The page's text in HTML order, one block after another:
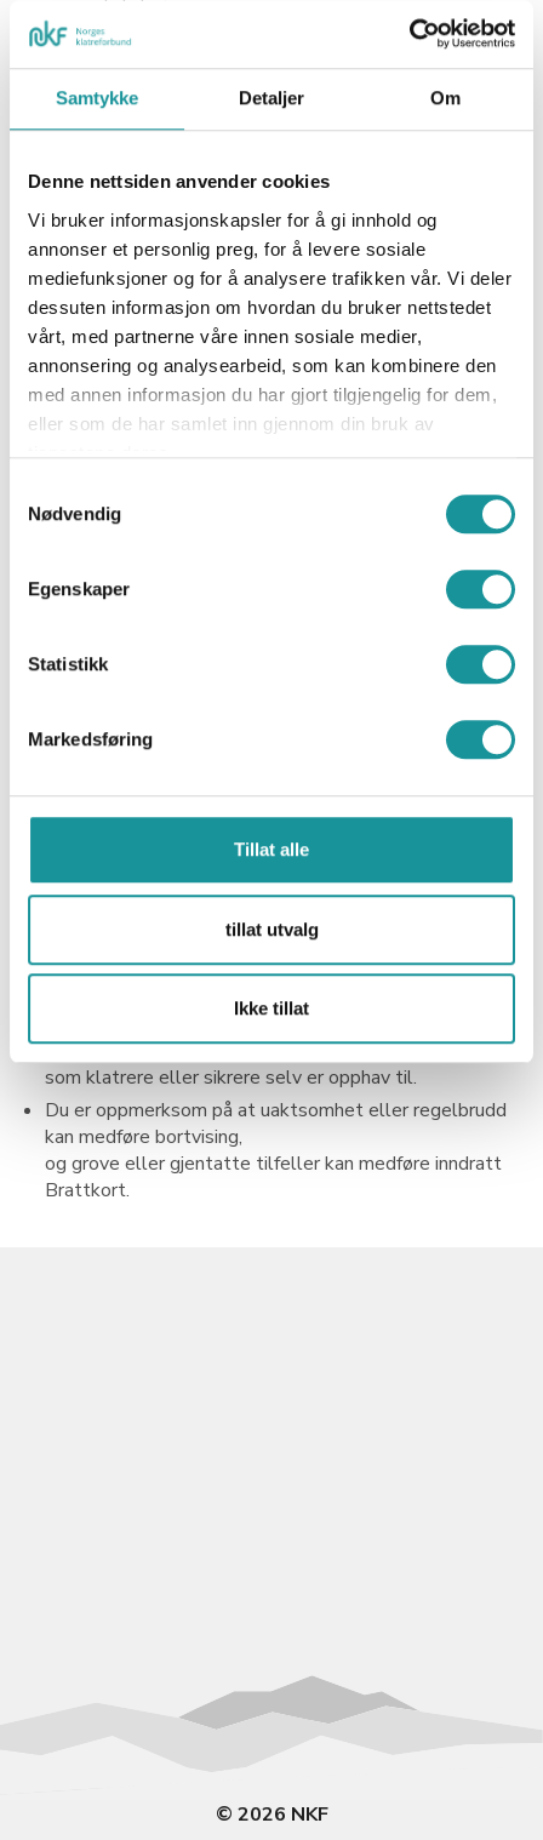
Samtykke Detaljer Om
Denne nettsiden anvender cookies
Vi bruker informasjonskapsler for å gi innhold og
annonser et personlig preg, for å levere sosiale
mediefunksjoner og for å analysere trafikken vår. Vi deler
dessuten informasjon om hvordan du bruker nettstedet
vårt, med partnerne våre innen sosiale medier,
annonsering og analysearbeid, som kan kombinere den
med annen informasjon du har gjort tilgjengelig for dem,
eller som de har samlet inn gjennom din bruk av
Nødvendig
Egenskaper
Statistikk
Markedsføring
Tillat alle
tillat utvalg
Ikke tillat
kunnskap og ferdigheter til å klatre sikkert, at du kjenner
innendørs og at du forstår det ansvaret som følger med.
Brattkort med
ansvarserklæring bekrefter dette.
Brattkort dekker alle innendørs klatreanlegg og gjør det
unødvendig å undertegne nye
ansvarserklæringer hver gang du kommer til et nytt
klatreanlegg.
Når du bestiller Brattkort, bekrefter du at:
Du vet at klatring er en risikoaktivitet som utøves på
eget ansvar.
Du påtar deg fullt ansvar for din egen aktivitet på
innendørs klatreanlegg og vil
Du har tilstrekkelig kunnskap og ferdigheter i klatring,
av klatreutstyr til å kunne bruke klatreanlegget på en
sikker måte.
Du vil følge reglene og metodene for sikker klatring
som er gjennomgått i
Du vil sette deg inn i og følge reglene ved det
klatreanlegget der du klatrer.
Du vil be om veiledning ved enhver tvil om bruk av
klatreanlegget eller utstyr.
Du bare vil bruke autobelay etter opplæring og i
samsvar med klatreanleggets
regler og instruksjoner.
Du selv må sørge for ulykkesforsikring som inkluderer
Verken anleggseier eller personale kan holdes
ansvarlige for tap eller skade
som klatrere eller sikrere selv er opphav til.
Du er oppmerksom på at uaktsomhet eller regelbrudd
kan medføre bortvising,
og grove eller gjentatte tilfeller kan medføre inndratt
Brattkort.
© 2026 NKF